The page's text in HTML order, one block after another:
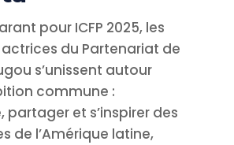
pour ICFP 2025, les
du Partenariat de
s’unissent autour
commune :
partager et s’inspirer des
de l’Amérique latine,